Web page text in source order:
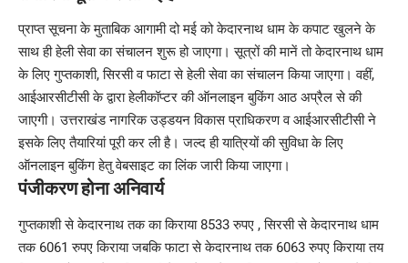
प्राप्त सूचना के मुताबिक आगामी दो मई को केदारनाथ धाम के कपाट खुलने के
साथ ही हेली सेवा का संचालन शुरू हो जाएगा। सूत्रों की मानें तो केदारनाथ धाम
के लिए गुप्तकाशी, सिरसी व फाटा से हेली सेवा का संचालन किया जाएगा। वहीं,
आईआरसीटीसी के द्वारा हेलीकॉप्टर की ऑनलाइन बुकिंग आठ अप्रैल से की
जाएगी। उत्तराखंड नागरिक उड्डयन विकास प्राधिकरण व आईआरसीटीसी ने
इसके लिए तैयारियां पूरी कर ली है। जल्द ही यात्रियों की सुविधा के लिए
ऑनलाइन बुकिंग हेतु वेबसाइट का लिंक जारी किया जाएगा।
पंजीकरण होना अनिवार्य
गुप्तकाशी से केदारनाथ तक का किराया 8533 रुपए , सिरसी से केदारनाथ धाम
तक 6061 रुपए किराया जबकि फाटा से केदारनाथ तक 6063 रुपए किराया तय